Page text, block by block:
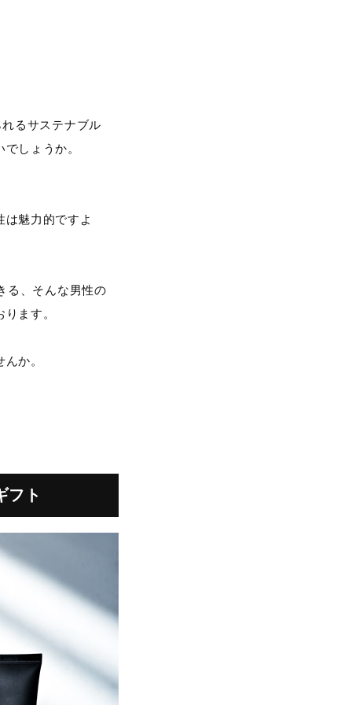
るサステナブル
しょうか。
魅力的ですよ
る、そんな男性の
ます。
か。
フト